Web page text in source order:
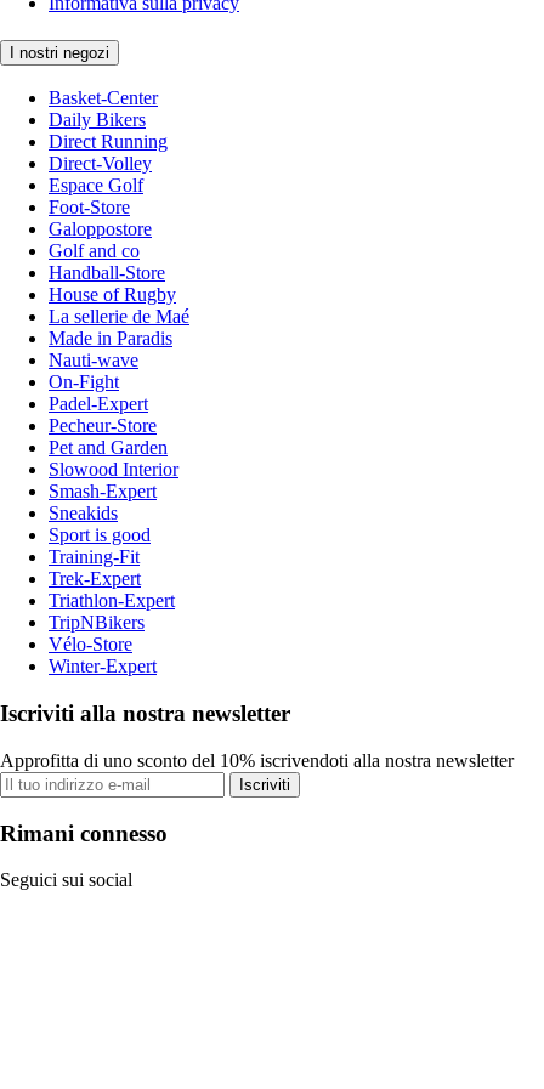
I nostri negozi
Basket-Center
Daily Bikers
Direct Running
Direct-Volley
Espace Golf
Foot-Store
Galoppostore
Golf and co
Handball-Store
House of Rugby
La sellerie de Maé
Made in Paradis
Nauti-wave
On-Fight
Padel-Expert
Pecheur-Store
Pet and Garden
Slowood Interior
Smash-Expert
Sneakids
Sport is good
Training-Fit
Trek-Expert
Triathlon-Expert
TripNBikers
Vélo-Store
Winter-Expert
Iscriviti alla nostra newsletter
Approfitta di uno sconto del 10% iscrivendoti alla nostra newsletter
Iscriviti
Rimani connesso
Seguici sui social